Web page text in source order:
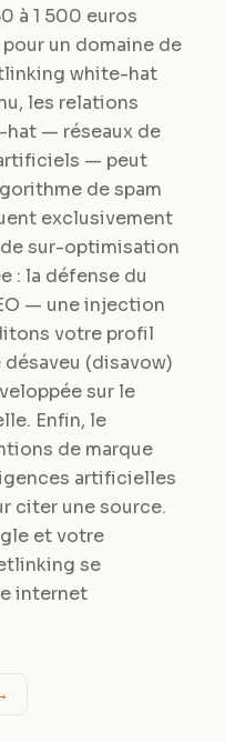
à 1 500 euros
un domaine de
white-hat
les relations
hat — réseaux de
— peut
de spam
exclusivement
sur-optimisation
: la défense du
— une injection
votre profil
(disavow)
sur le
Enfin, le
de marque
artificielles
citer une source.
et votre
se
internet